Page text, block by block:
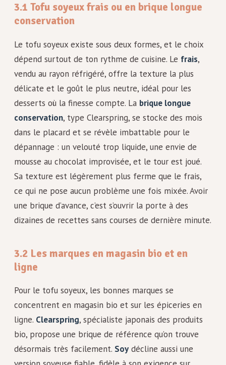
3.1 Tofu soyeux frais ou en brique longue
conservation
Le tofu soyeux existe sous deux formes, et le choix
dépend surtout de ton rythme de cuisine. Le frais,
vendu au rayon réfrigéré, offre la texture la plus
délicate et le goût le plus neutre, idéal pour les
desserts où la finesse compte. La brique longue
conservation, type Clearspring, se stocke des mois
dans le placard et se révèle imbattable pour le
dépannage : un velouté trop liquide, une envie de
mousse au chocolat improvisée, et le tour est joué.
Sa texture est légèrement plus ferme que le frais,
ce qui ne pose aucun problème une fois mixée. Avoir
une brique d’avance, c’est s’ouvrir la porte à des
dizaines de recettes sans courses de dernière minute.
3.2 Les marques en magasin bio et en
ligne
Pour le tofu soyeux, les bonnes marques se
concentrent en magasin bio et sur les épiceries en
ligne. Clearspring, spécialiste japonais des produits
bio, propose une brique de référence qu’on trouve
désormais très facilement. Soy décline aussi une